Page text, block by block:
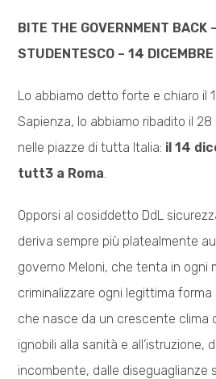
BITE THE GOVERNMENT BACK
STUDENTESCO – 14
Lo abbiamo detto forte e chiaro il
Sapienza, lo abbiamo ribadito il
nelle piazze di tutta Italia: il 14
tutt3 a Roma.
Opporsi al cosiddetto DdL
deriva sempre più platealmente
governo Meloni, che tenta in ogni
criminalizzare ogni legittima forma
che nasce da un crescente clima
ignobili alla sanità e all’istruzione,
incombente, dalle diseguaglianze